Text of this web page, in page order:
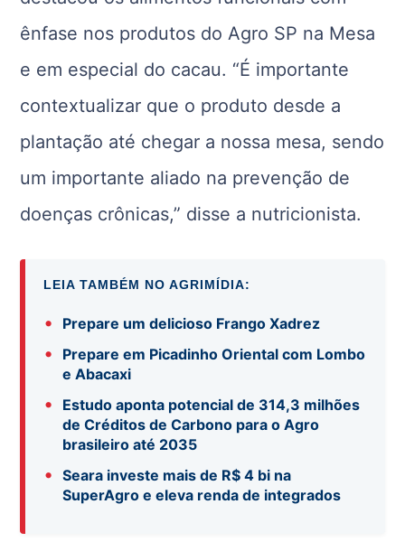
ênfase nos produtos do Agro SP na Mesa
e em especial do cacau. “É importante
contextualizar que o produto desde a
plantação até chegar a nossa mesa, sendo
um importante aliado na prevenção de
doenças crônicas,” disse a nutricionista.
LEIA TAMBÉM NO AGRIMÍDIA:
• Prepare um delicioso Frango Xadrez
•
Prepare em Picadinho Oriental com Lombo
e Abacaxi
•
Estudo aponta potencial de 314,3 milhões
de Créditos de Carbono para o Agro
brasileiro até 2035
•
Seara investe mais de R$ 4 bi na
SuperAgro e eleva renda de integrados